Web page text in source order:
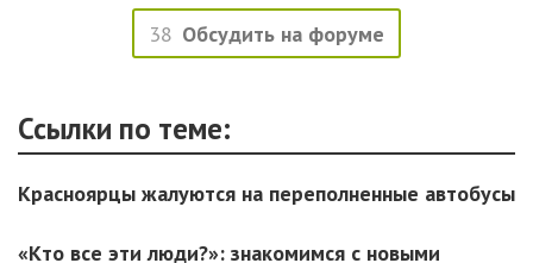
38 Обсудить на форуме
Ссылки по теме:
Красноярцы жалуются на переполненные автобусы
«Кто все эти люди?»: знакомимся с новыми